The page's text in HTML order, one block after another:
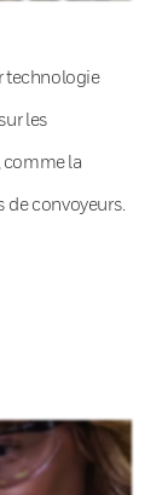
technologie
les
la
de convoyeurs.